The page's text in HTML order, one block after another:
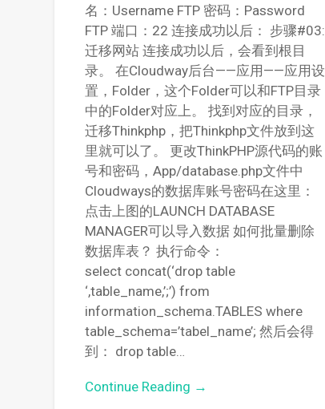
名：Username FTP 密码：Password
FTP 端口：22 连接成功以后： 步骤#03:
迁移网站 连接成功以后，会看到根目
录。 在Cloudway后台——应用——应用设
置，Folder，这个Folder可以和FTP目录
中的Folder对应上。 找到对应的目录，
迁移Thinkphp，把Thinkphp文件放到这
里就可以了。 更改ThinkPHP源代码的账
号和密码，App/database.php文件中
Cloudways的数据库账号密码在这里：
点击上图的LAUNCH DATABASE
MANAGER可以导入数据 如何批量删除
数据库表？ 执行命令：
select concat(‘drop table
‘,table_name,’;’) from
information_schema.TABLES where
table_schema=’tabel_name’; 然后会得
到： drop table…
Continue Reading →